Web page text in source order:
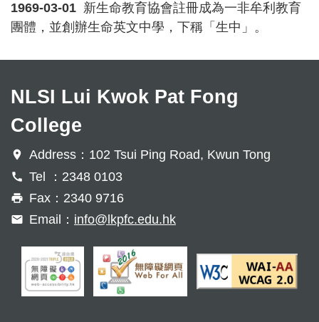
1969-03-01 新生命教育協會註冊成為一非牟利教育
團體，並創辦生命英文中學，下稱「生中」。
NLSI Lui Kwok Pat Fong
College
Address：102 Tsui Ping Road, Kwun Tong
Tel ：2348 0103
Fax：2340 9716
Email： info@lkpfc.edu.hk